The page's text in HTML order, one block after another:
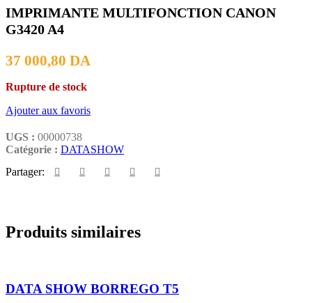
IMPRIMANTE MULTIFONCTION CANON
G3420 A4
37 000,80 DA
Rupture de stock
Ajouter aux favoris
UGS : 00000738
Catégorie : DATASHOW
Partager:
Produits similaires
DATA SHOW BORREGO T5